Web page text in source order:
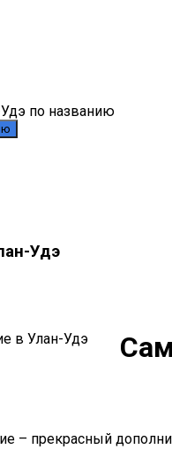
по названию
Удэ
– прекрасный